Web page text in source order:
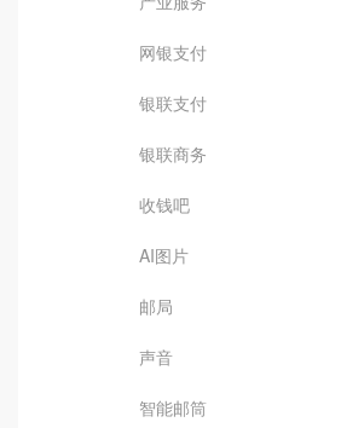
网银支付
银联支付
银联商务
收钱吧
AI图片
邮局
声音
智能邮筒